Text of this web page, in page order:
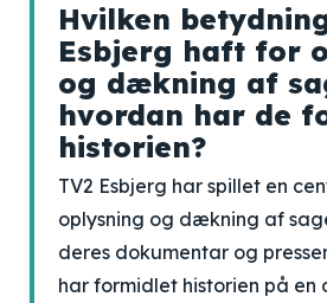
Hvilken
Esbjerg haft for
og dækning af
hvordan har de
historien?
TV2 Esbjerg har spillet en
oplysning og dækning af
deres dokumentar og
har formidlet historien på en